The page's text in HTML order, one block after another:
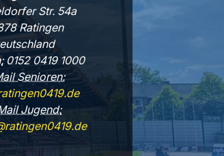
Str. 54a
Ratingen
0152 0419 1000
Senioren:
Jugend: